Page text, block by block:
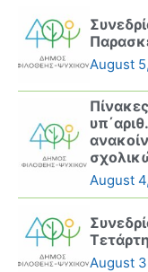
August
August
August